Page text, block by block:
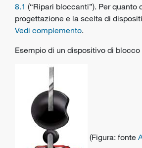
8.1 (“Ripari bloccanti”). Per quanto
progettazione e la scelta di
Vedi complemento.
Esempio di un dispositivo di blocco
(Figura: fonte